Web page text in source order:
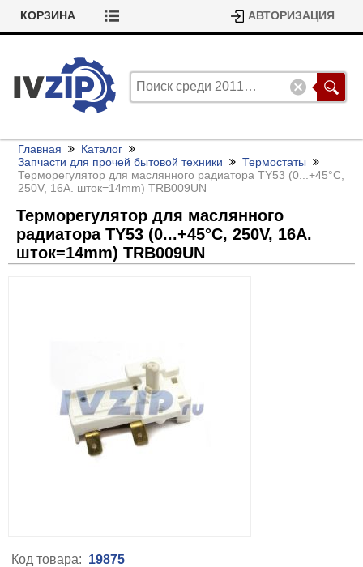
КОРЗИНА АВТОРИЗАЦИЯ
Главная
Каталог
Запчасти для прочей бытовой техники
Термостаты
Терморегулятор для маслянного радиатора TY53 (0...+45°C,
250V, 16A. шток=14mm) TRB009UN
Терморегулятор для маслянного
радиатора TY53 (0...+45°C, 250V, 16A.
шток=14mm) TRB009UN
Код товара: 19875